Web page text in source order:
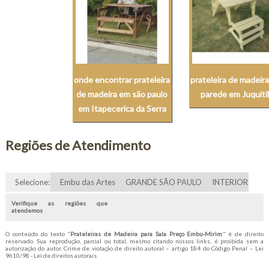
onde encontrar prateleira
de madeira em são paulo
em Itapecerica da Serra
prateleira de
parede em
Regiões de Atendimento
Selecione: Embu das Artes GRANDE SÃO PAULO INTERIOR
Verifique as regiões que
atendemos
O conteúdo do texto "Prateleiras de Madeira para Sala Preço Embu-Mirim" é de direito
reservado. Sua reprodução, parcial ou total, mesmo citando nossos links, é proibida sem a
autorização do autor. Crime de violação de direito autoral – artigo 184 do Código Penal – Lei
9610/98 - Lei de direitos autorais.